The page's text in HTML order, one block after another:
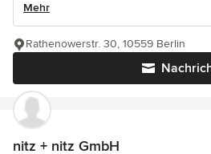
Mehr
Rathenowerstr. 30, 10559 Berlin
nitz + nitz GmbH